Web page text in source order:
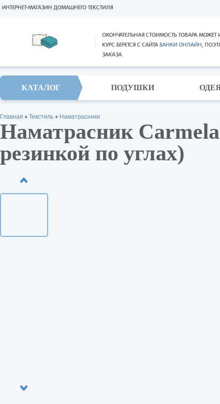
ОКОНЧАТЕЛЬНАЯ СТОИМОСТЬ ТОВАРА
КУРС БЕРЕТСЯ С САЙТА БАНКИ ОНЛАЙН,
ЗАКАЗА.
ИНТЕРНЕТ-МАГАЗИН ДОМАШНЕГО ТЕКСТИЛЯ
КАТАЛОГ ПОДУШКИ
Главная ♦ Текстиль ♦ Наматрасники
Наматрасник
резинкой по углах)